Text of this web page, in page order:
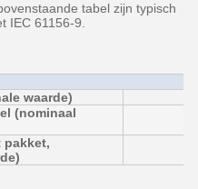
tabel zijn typisch
IEC 61156-9.
waarde)
(nominaal
pakket,